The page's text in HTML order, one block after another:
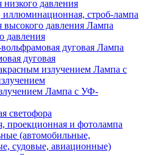
давления
иллюминационная, строб-лампа
Лампа
давления
Лампа
дуговая
Лампа с
Лампа с УФ-
светофора
проекционная и фотолампа
(автомобильные,
судовые, авиационные)